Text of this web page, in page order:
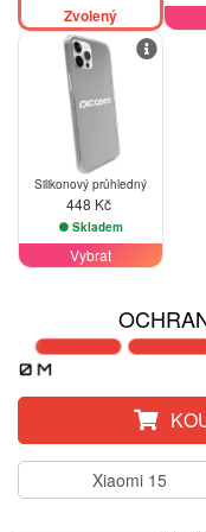
Zvolený
Silikonový průhledný
448 Kč
Skladem
Vybrat
Xiaomi 15